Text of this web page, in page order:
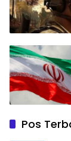
Pos